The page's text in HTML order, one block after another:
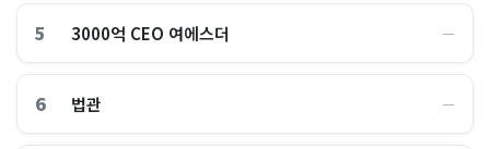
5 3000억 CEO 여에스더 ―
6 법관 ―